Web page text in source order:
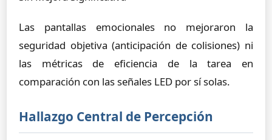
Las pantallas emocionales no mejoraron la
seguridad objetiva (anticipación de colisiones) ni
las métricas de eficiencia de la tarea en
comparación con las señales LED por sí solas.
Hallazgo Central de Percepción